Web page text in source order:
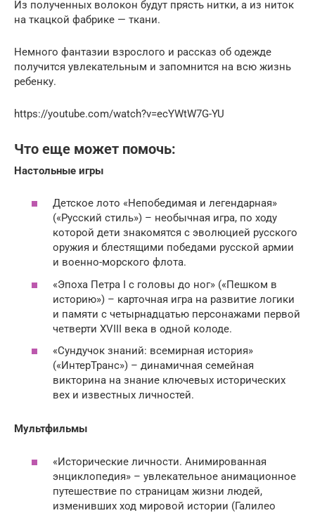
Из полученных волокон будут прясть нитки, а из ниток
на ткацкой фабрике — ткани.
Немного фантазии взрослого и рассказ об одежде
получится увлекательным и запомнится на всю жизнь
ребенку.
https://youtube.com/watch?v=ecYWtW7G-YU
Что еще может помочь:
Настольные игры
Детское лото «Непобедимая и легендарная»
(«Русский стиль») – необычная игра, по ходу
которой дети знакомятся с эволюцией русского
оружия и блестящими победами русской армии
и военно-морского флота.
«Эпоха Петра I с головы до ног» («Пешком в
историю») – карточная игра на развитие логики
и памяти с четырнадцатью персонажами первой
четверти XVIII века в одной колоде.
«Сундучок знаний: всемирная история»
(«ИнтерТранс») – динамичная семейная
викторина на знание ключевых исторических
вех и известных личностей.
Мультфильмы
«Исторические личности. Анимированная
энциклопедия» – увлекательное анимационное
путешествие по страницам жизни людей,
изменивших ход мировой истории (Галилео